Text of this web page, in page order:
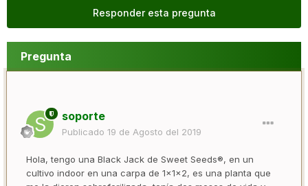
Responder esta pregunta
Pregunta
soporte
Publicado 19 de Agosto del 2019
Hola, tengo una Black Jack de Sweet Seeds®, en un
cultivo indoor en una carpa de 1x1x2, es una planta que